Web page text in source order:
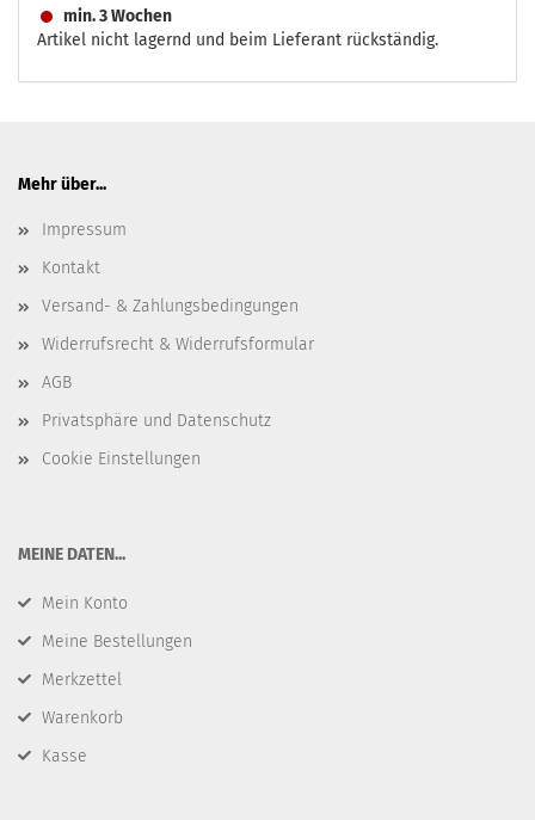
min. 3 Wochen
Artikel nicht lagernd und beim Lieferant rückständig.
Mehr über...
Impressum
Kontakt
Versand- & Zahlungsbedingungen
Widerrufsrecht & Widerrufsformular
AGB
Privatsphäre und Datenschutz
Cookie Einstellungen
​MEINE DATEN...
Mein Konto
Meine Bestellungen
Merkzettel
Warenkorb
Kasse